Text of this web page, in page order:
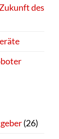
des
(26)